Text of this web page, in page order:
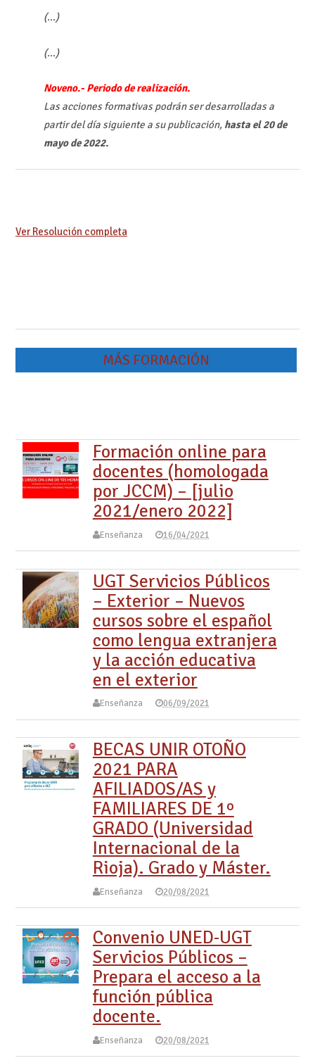
(…)
(…)
Noveno.- Periodo de realización.
Las acciones formativas podrán ser desarrolladas a
partir del día siguiente a su publicación, hasta el 20 de
mayo de 2022.
Ver Resolución completa
MÁS FORMACIÓN
Formación online para
docentes (homologada
por JCCM) – [julio
2021/enero 2022]
Enseñanza 16/04/2021
UGT Servicios Públicos
– Exterior – Nuevos
cursos sobre el español
como lengua extranjera
y la acción educativa
en el exterior
Enseñanza 06/09/2021
BECAS UNIR OTOÑO
2021 PARA
AFILIADOS/AS y
FAMILIARES DE 1º
GRADO (Universidad
Internacional de la
Rioja). Grado y Máster.
Enseñanza 20/08/2021
Convenio UNED-UGT
Servicios Públicos –
Prepara el acceso a la
función pública
docente.
Enseñanza 20/08/2021